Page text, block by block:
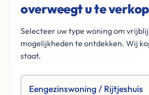
overweegt u te
Selecteer uw type woning om
mogelijkheden te ontdekken. Wij
staat.
Eengezinswoning / Rijtjeshuis